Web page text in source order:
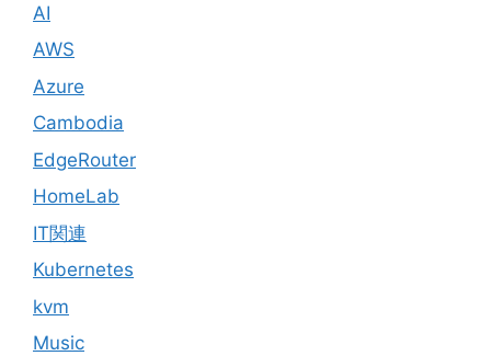
AI
AWS
Azure
Cambodia
EdgeRouter
HomeLab
IT関連
Kubernetes
kvm
Music